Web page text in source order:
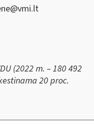
(2022 m. – 180 492
20 proc.